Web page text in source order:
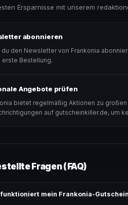
Ersparnisse mit unserem
abonnieren
du den Newsletter von Frankonia
erste Bestellung.
Angebote prüfen
bietet regelmäßig Aktionen zu
auf gutscheinkiller.de, um
Fragen (FAQ)
funktioniert mein Frankonia-